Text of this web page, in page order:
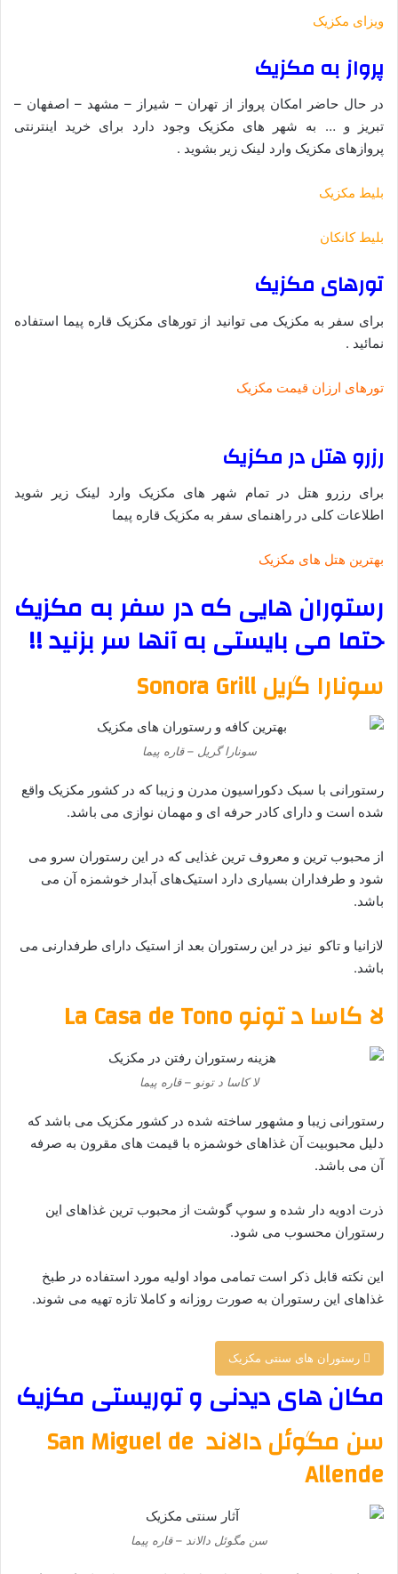
ویزای مکزیک
پرواز به مکزیک
در حال حاضر امکان پرواز از تهران – شیراز – مشهد – اصفهان –
تبریز و … به شهر های مکزیک وجود دارد برای خرید اینترنتی
پروازهای مکزیک وارد لینک زیر بشوید .
بلیط مکزیک
بلیط کانکان
تورهای مکزیک
برای سفر به مکزیک می توانید از تورهای مکزیک قاره پیما استفاده
نمائید .
تورهای ارزان قیمت مکزیک
رزرو هتل در مکزیک
برای رزرو هتل در تمام شهر های مکزیک وارد لینک زیر شوید
اطلاعات کلی در راهنمای سفر به مکزیک قاره پیما
بهترین هتل های مکزیک
رستوران هایی که در سفر به مکزیک
حتما می بایستی به آنها سر بزنید !!
سونارا گریل Sonora Grill
سونارا گریل – قاره پیما
رستورانی با سبک دکوراسیون مدرن و زیبا که در کشور مکزیک واقع
شده است و دارای کادر حرفه ای و مهمان نوازی می باشد.
از محبوب ترین و معروف ترین غذایی که در این رستوران سرو می
شود و طرفداران بسیاری دارد استیک‌های آبدار خوشمزه آن می
باشد.
لازانیا و تاکو نیز در این رستوران بعد از استیک دارای طرفدارنی می
باشد.
لا کاسا د تونو La Casa de Tono
لا کاسا د تونو – قاره پیما
رستورانی زیبا و مشهور ساخته شده در کشور مکزیک می باشد که
دلیل محبوبیت آن غذاهای خوشمزه با قیمت های مقرون به صرفه
آن می باشد.
ذرت ادویه‌ دار شده و سوپ گوشت از محبوب ترین غذاهای این
رستوران محسوب می شود.
این نکته قابل ذکر است تمامی مواد اولیه مورد استفاده در طبخ
غذاهای این رستوران به صورت روزانه و کاملا تازه تهیه می شوند.
رستوران های سنتی مکزیک
مکان های دیدنی و توریستی مکزیک
سن مگوئل دالاند San Miguel de
Allende
سن مگوئل دالاند – قاره پیما